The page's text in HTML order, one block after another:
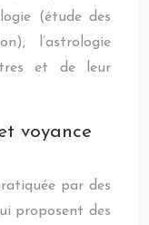
(étude des
l’astrologie
et de leur
voyance
par des
proposent des